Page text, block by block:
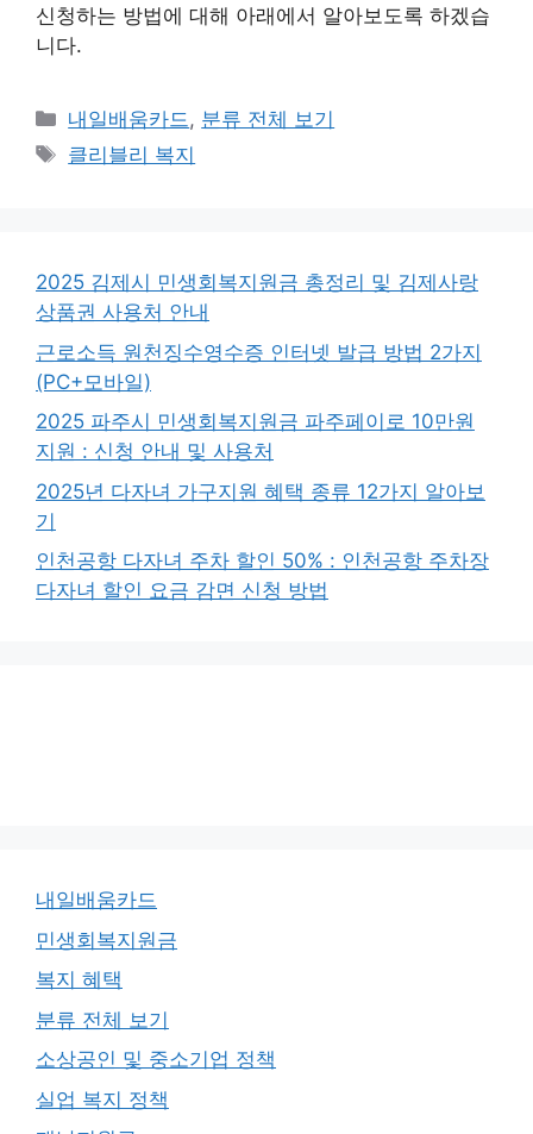
신청하는 방법에 대해 아래에서 알아보도록 하겠습
니다.
카
테
내일배움카드, 분류 전체 보기
태
클리블리 복지
2025 김제시 민생회복지원금 총정리 및 김제사랑
상품권 사용처 안내
근로소득 원천징수영수증 인터넷 발급 방법 2가지
(PC+모바일)
2025 파주시 민생회복지원금 파주페이로 10만원
지원 : 신청 안내 및 사용처
2025년 다자녀 가구지원 혜택 종류 12가지 알아보
기
인천공항 다자녀 주차 할인 50% : 인천공항 주차장
다자녀 할인 요금 감면 신청 방법
내일배움카드
민생회복지원금
복지 혜택
분류 전체 보기
소상공인 및 중소기업 정책
실업 복지 정책